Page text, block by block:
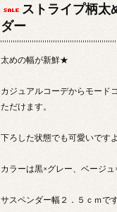
ストライプ柄太
ダー
太めの幅が新鮮★
カジュアルコーデからモード
ただけます。
下ろした状態でも可愛いです
カラーは黒×グレー、ベージュ
サスペンダー幅２．５ｃｍです